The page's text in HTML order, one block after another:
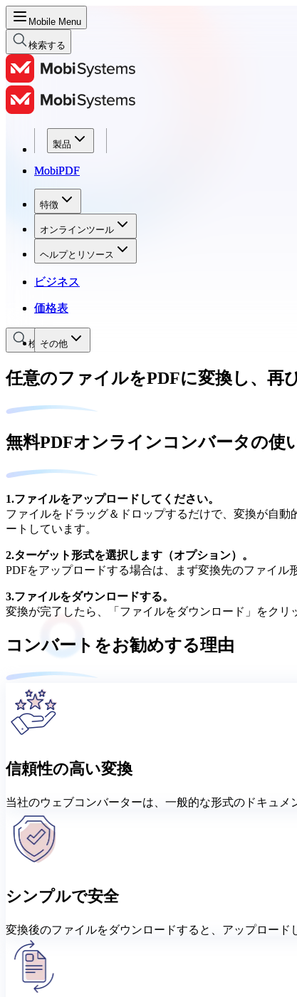
Mobile Menu
検索する
製品
MobiPDF
特徴
オンラインツール
ヘルプとリソース
ビジネス
価格表
その他
製品
MobiPDF
特徴
オンラインツール
ヘルプとリソース
ビジネス
価格表
検索する
任意のファイルをPDFに変換し、再
無料PDFオンラインコンバータの使
1.ファイルをアップロードしてください。
ファイルをドラッグ＆ドロップするだけで、変換が自動
ートしています。
2.ターゲット形式を選択します（オプション）。
PDFをアップロードする場合は、まず変換先のファイル
3.ファイルをダウンロードする。
変換が完了したら、「ファイルをダウンロード」をクリ
コンバートをお勧めする理由
信頼性の高い変換
当社のウェブコンバーターは、一般的な形式のドキュ
シンプルで安全
変換後のファイルをダウンロードすると、アップロード